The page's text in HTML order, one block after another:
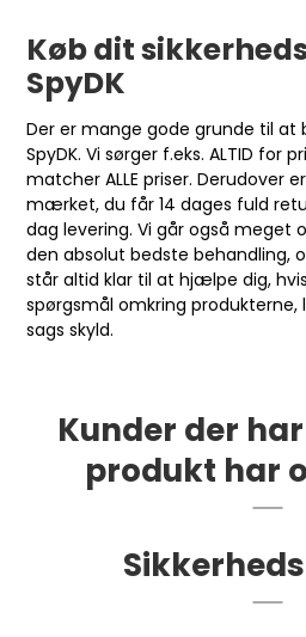
Køb dit
SpyDK
Der er mange gode grunde til at
SpyDK. Vi sørger f.eks. ALTID for
matcher ALLE priser. Derudover
mærket, du får 14 dages fuld
dag levering. Vi går også meget
den absolut bedste behandling,
står altid klar til at hjælpe dig,
spørgsmål omkring produkterne,
sags skyld.
Kunder der
produkt har